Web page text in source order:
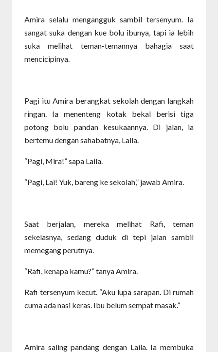
Amira selalu mengangguk sambil tersenyum. Ia
sangat suka dengan kue bolu ibunya, tapi ia lebih
suka melihat teman-temannya bahagia saat
mencicipinya.
Pagi itu Amira berangkat sekolah dengan langkah
ringan. Ia menenteng kotak bekal berisi tiga
potong bolu pandan kesukaannya. Di jalan, ia
bertemu dengan sahabatnya, Laila.
“Pagi, Mira!” sapa Laila.
“Pagi, Lai! Yuk, bareng ke sekolah,” jawab Amira.
Saat berjalan, mereka melihat Rafi, teman
sekelasnya, sedang duduk di tepi jalan sambil
memegang perutnya.
“Rafi, kenapa kamu?” tanya Amira.
Rafi tersenyum kecut. “Aku lupa sarapan. Di rumah
cuma ada nasi keras. Ibu belum sempat masak.”
Amira saling pandang dengan Laila. Ia membuka